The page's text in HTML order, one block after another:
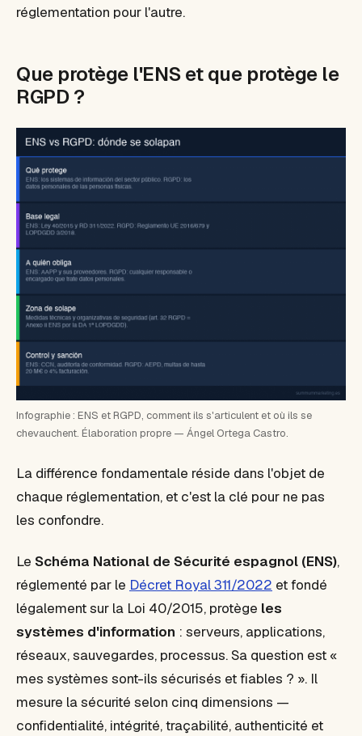
réglementation pour l'autre.
Que protège l'ENS et que protège le
RGPD ?
Infographie : ENS et RGPD, comment ils s'articulent et où ils se
chevauchent. Élaboration propre — Ángel Ortega Castro.
La différence fondamentale réside dans l'objet de
chaque réglementation, et c'est la clé pour ne pas
les confondre.
Le Schéma National de Sécurité espagnol (ENS),
réglementé par le Décret Royal 311/2022 et fondé
légalement sur la Loi 40/2015, protège les
systèmes d'information : serveurs, applications,
réseaux, sauvegardes, processus. Sa question est «
mes systèmes sont-ils sécurisés et fiables ? ». Il
mesure la sécurité selon cinq dimensions —
confidentialité, intégrité, traçabilité, authenticité et